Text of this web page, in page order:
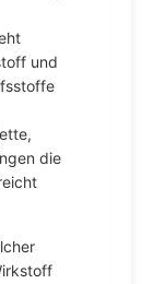
und
die